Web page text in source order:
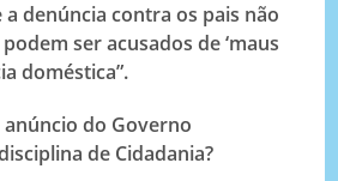
a denúncia contra os pais não
ser acusados de ‘maus
doméstica”.
do Governo
de Cidadania?